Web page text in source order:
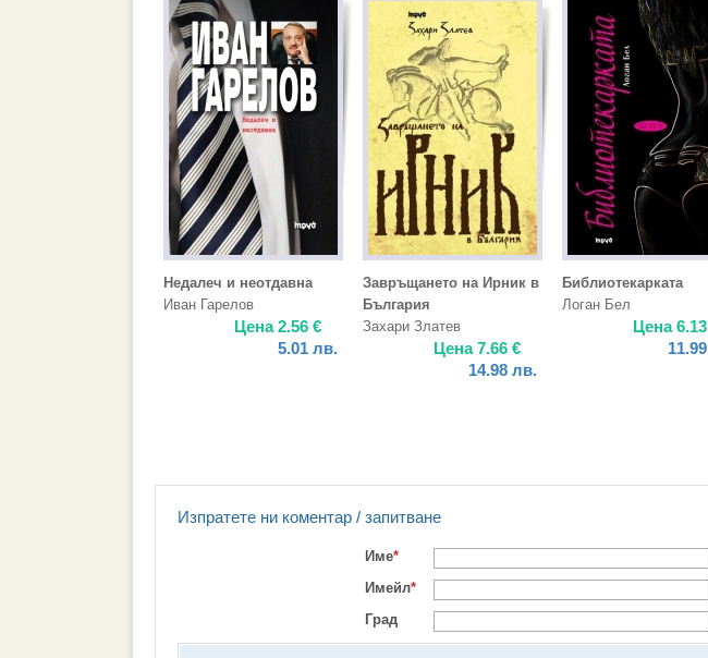
Недалеч и неотдавна
Иван Гарелов
Цена2.56 €
5.01 лв.
Завръщането на Ирник в
България
Захари Златев
Цена7.66 €
14.98 лв.
Библиотекарката
Логан Бел
Цена6.13
11.99
Изпратете ни коментар / запитване
Име*
Имейл*
Град